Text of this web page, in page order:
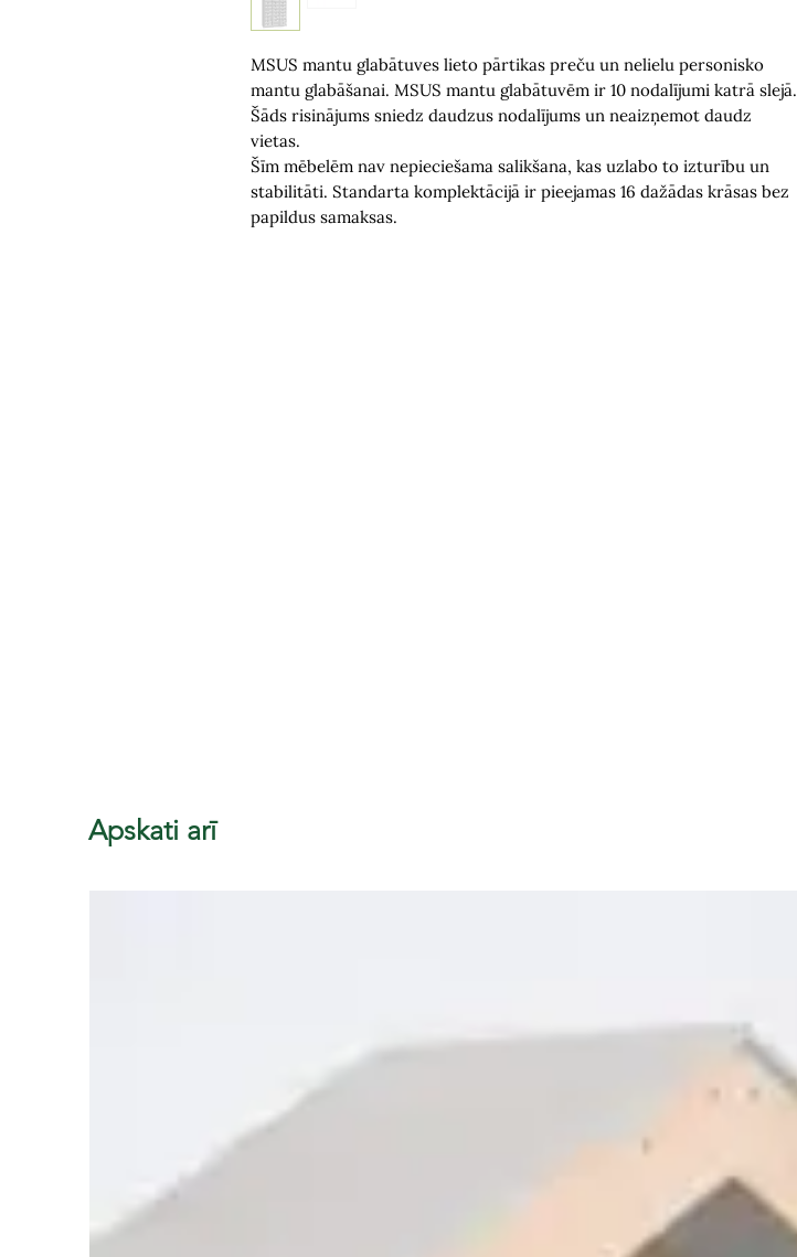
MSUS mantu glabātuves lieto pārtikas preču un nelielu personisko
mantu glabāšanai. MSUS mantu glabātuvēm ir 10 nodalījumi katrā slejā.
Šāds risinājums sniedz daudzus nodalījums un neaizņemot daudz
vietas.
Šīm mēbelēm nav nepieciešama salikšana, kas uzlabo to izturību un
stabilitāti. Standarta komplektācijā ir pieejamas 16 dažādas krāsas bez
papildus samaksas.
Apskati arī